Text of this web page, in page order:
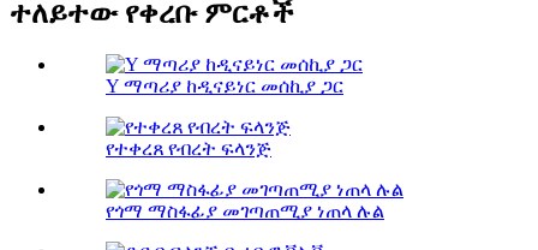
ተለይተው የቀረቡ ምርቶች
Y ማጣሪያ ከዲናይነር መሰኪያ ጋር
የተቀረጸ የብረት ፍላንጅ
የጎማ ማስፋፊያ መገጣጠሚያ ነጠላ ሉል